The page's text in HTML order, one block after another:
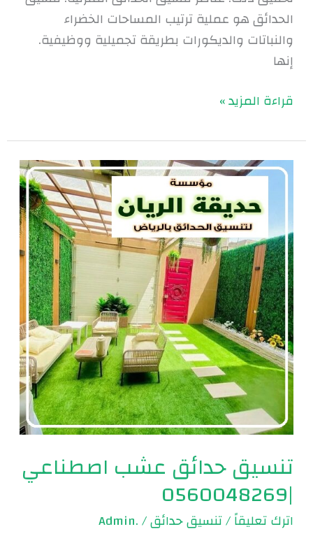
الحدائق هو عملية ترتيب المساحات الخضراء
والنباتات والديكورات بطريقة تجميلية ووظيفية.
إنها
قراءة المزيد »
تنسيق حدائق عشب اصطناعي
|0560048269
اترك تعليقاً/تنسيق حدائق/
.Admin
تنسيق
عشب
اصطناعي
|0560048269